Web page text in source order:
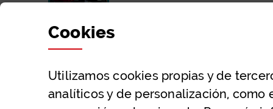
Cookies
Utilizamoscookiespropias y de
analíticos y de personalización, como